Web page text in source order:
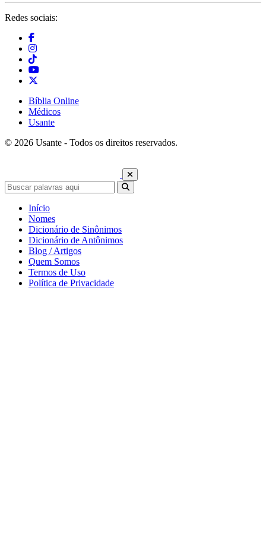
Redes sociais:
Bíblia Online
Médicos
Usante
© 2026 Usante - Todos os direitos reservados.
Início
Nomes
Dicionário de Sinônimos
Dicionário de Antônimos
Blog / Artigos
Quem Somos
Termos de Uso
Política de Privacidade